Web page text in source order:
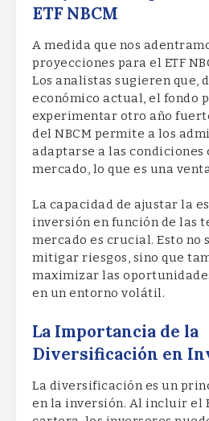
ETF NBCM
A medida que nos
proyecciones para el ETF
Los analistas sugieren que,
económico actual, el fondo
experimentar otro año
del NBCM permite a los
adaptarse a las condiciones
mercado, lo que es una
La capacidad de ajustar la
inversión en función de las
mercado es crucial. Esto no
mitigar riesgos, sino que
maximizar las
en un entorno volátil.
La Importancia de la
Diversificación en
La diversificación es un
en la inversión. Al incluir el